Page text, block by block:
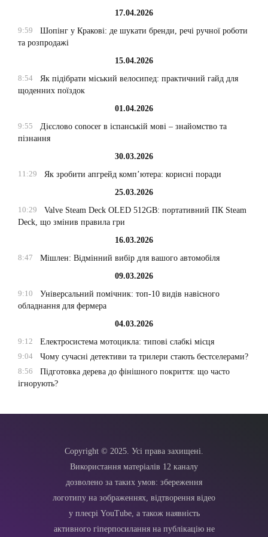
17.04.2026
9:59
Шопінг у Кракові: де шукати бренди, речі ручної роботи
та розпродажі
15.04.2026
8:54
Як підібрати міський велосипед: практичний гайд для
щоденних поїздок
01.04.2026
9:55
Дієслово conocer в іспанській мові – знайомство та
пізнання
30.03.2026
11:29
Як зробити апгрейд комп’ютера: корисні поради
25.03.2026
10:29
Valve Steam Deck OLED 512GB: портативний ПК Steam
Deck, що змінив правила гри
16.03.2026
8:47
Мішлен: Відмінний вибір для вашого автомобіля
09.03.2026
9:10
Універсальний помічник: топ-10 видів навісного
обладнання для фермера
04.03.2026
9:12
Електросистема мотоцикла: типові слабкі місця
9:04
Чому сучасні детективи та трилери стають бестселерами?
8:56
Підготовка дерева до фінішного покриття: що часто
ігнорують?
Copyright © 2025. Усі права захищені.
Використання матеріалів 12 каналу
дозволено за таких умов: збереження
логотипу на зображеннях, відтворення відео
у плеєрі YouTube, а також наявність
активного гіперпосилання на публікацію не